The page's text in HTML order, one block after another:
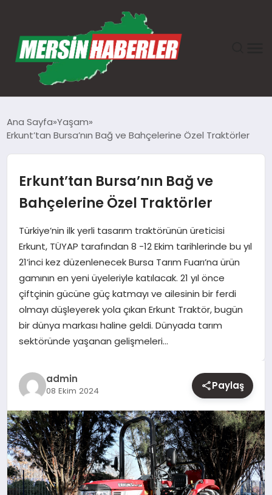
EKONOMI
SAĞLIK
TEKNOLOJI
YAŞAM
Ana Sayfa Yaşam
Erkunt’tan Bursa’nın Bağ ve Bahçelerine Özel Traktörler
Erkunt’tan Bursa’nın Bağ ve
Bahçelerine Özel Traktörler
Türkiye’nin ilk yerli tasarım traktörünün üreticisi
Erkunt, TÜYAP tarafından 8 -12 Ekim tarihlerinde bu yıl
21’inci kez düzenlenecek Bursa Tarım Fuarı’na ürün
gamının en yeni üyeleriyle katılacak. 21 yıl önce
çiftçinin gücüne güç katmayı ve ailesinin bir ferdi
olmayı düşleyerek yola çıkan Erkunt Traktör, bugün
bir dünya markası haline geldi. Dünyada tarım
sektöründe yaşanan gelişmeleri…
admin
08 Ekim 2024 Paylaş